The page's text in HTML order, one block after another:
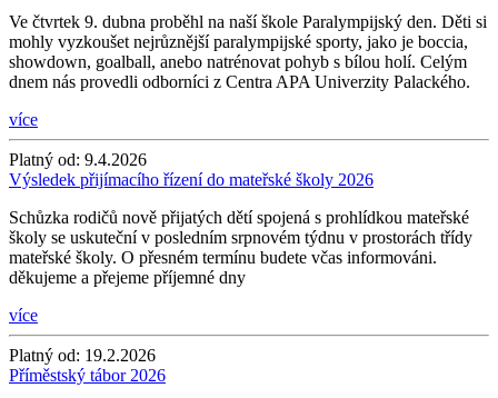
Ve čtvrtek 9. dubna proběhl na naší škole Paralympijský den. Děti si
mohly vyzkoušet nejrůznější paralympijské sporty, jako je boccia,
showdown, goalball, anebo natrénovat pohyb s bílou holí. Celým
dnem nás provedli odborníci z Centra APA Univerzity Palackého.
více
Platný od: 9.4.2026
Výsledek přijímacího řízení do mateřské školy 2026
Schůzka rodičů nově přijatých dětí spojená s prohlídkou mateřské
školy se uskuteční v posledním srpnovém týdnu v prostorách třídy
mateřské školy. O přesném termínu budete včas informováni.
děkujeme a přejeme příjemné dny
více
Platný od: 19.2.2026
Příměstský tábor 2026